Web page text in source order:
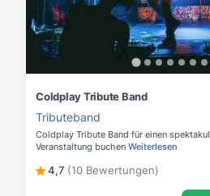
Coldplay Tribute Band
Tributeband
Coldplay Tribute Band für einen
Veranstaltung buchen Weiterlesen
4,7 (10 Bewertungen)